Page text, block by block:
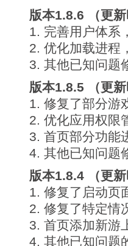
版本1.8.6 （更
1. 完善用户体系
2. 优化加载进程
3. 其他已知问题
版本1.8.5 （更
1. 修复了部分游
2. 优化应用权限
3. 首页部分功能
4. 其他已知问题
版本1.8.4 （更
1. 修复了启动页
2. 修复了特定情
3. 首页添加新游
4. 其他已知问题